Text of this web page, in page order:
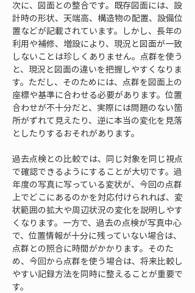
次に、図面との整合です。既存図面には、設
計時の形状、天端高、構造物の配置、設備位
置などが記載されています。しかし、長年の
利用や補修、増設により、現況と図面が一致
しないことは珍しくありません。点群を使う
と、現況と図面の違いを把握しやすくなりま
す。ただし、そのためには、点群を図面上の
座標や基準に合わせる必要があります。位置
合わせが不十分だと、実際には問題のない箇
所がずれて見えたり、逆に本当の変化を見落
としたりするおそれがあります。
過去点検との比較では、同じ対象を同じ視点
で確認できるようにすることが大切です。過
年度の写真に写っている変状が、今回の点群
上でどこにあるのかを対応付けられれば、変
状範囲の拡大や周辺状況の変化を説明しやす
くなります。一方で、過去の点検が写真中心
で、位置情報が十分に残っていない場合は、
点群との照合に時間がかかります。そのた
め、今回から点群を使う場合は、将来比較し
やすい記録方法を同時に整えることが重要で
す。